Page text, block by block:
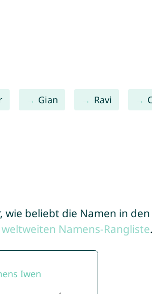
Gian Ravi
wie beliebt die Namen in
weltweiten Namens-Rangliste.